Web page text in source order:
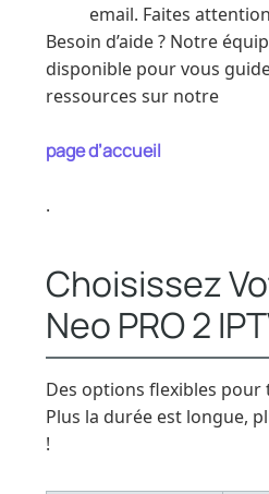
email. Faites
Besoin d’aide ? Notre
disponible pour vous
ressources sur notre
page d’accueil
.
Choisissez
Neo PRO 2
Des options flexibles pour
Plus la durée est longue,
!